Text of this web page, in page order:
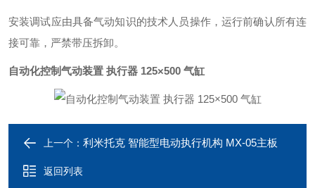
安装调试应由具备气动知识的技术人员操作，运行前确认所有连
接可靠，严禁带压拆卸。
自动化控制气动装置 执行器 125×500 气缸
上一个： 利米托克 智能型电动执行机构 MX-05主板
返回列表